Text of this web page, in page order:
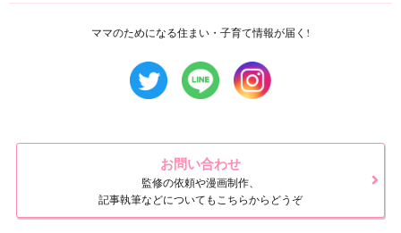
ママのためになる住まい・子育て情報が届く!
お問い合わせ
監修の依頼や漫画制作、
記事執筆などについてもこちらからどうぞ